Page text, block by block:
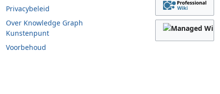
Privacybeleid
Over Knowledge Graph
Kunstenpunt
Voorbehoud